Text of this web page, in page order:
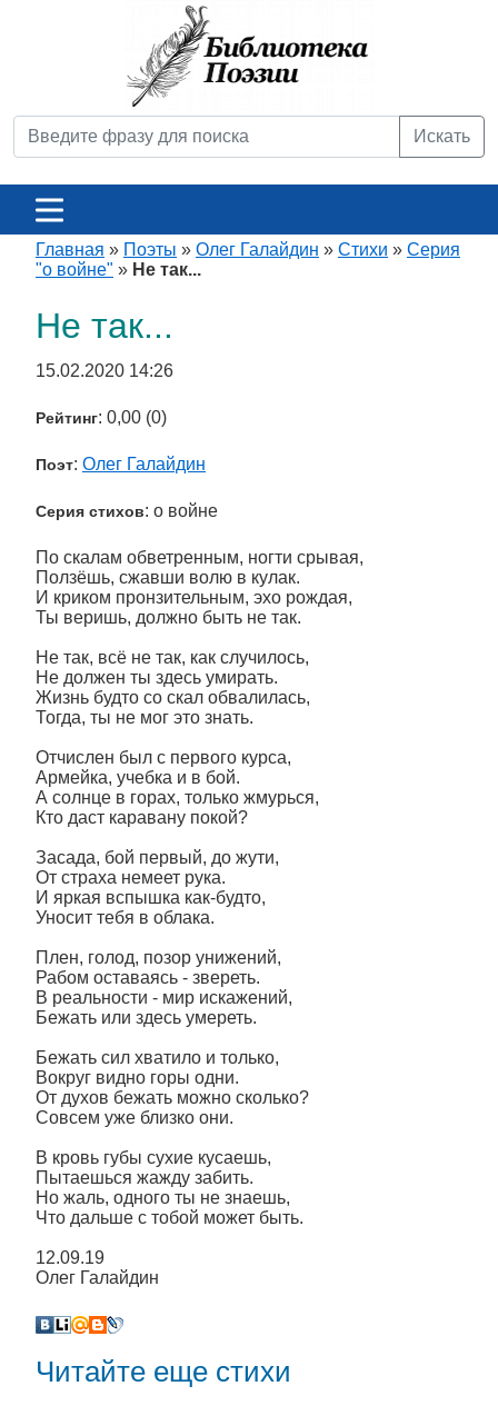
Искать
Главная » Поэты » Олег Галайдин » Стихи » Серия
"о войне" » Не так...
Не так...
15.02.2020 14:26
Рейтинг: 0,00 (0)
Поэт: Олег Галайдин
Серия стихов: о войне
По скалам обветренным, ногти срывая,
Ползёшь, сжавши волю в кулак.
И криком пронзительным, эхо рождая,
Ты веришь, должно быть не так.
Не так, всё не так, как случилось,
Не должен ты здесь умирать.
Жизнь будто со скал обвалилась,
Тогда, ты не мог это знать.
Отчислен был с первого курса,
Армейка, учебка и в бой.
А солнце в горах, только жмурься,
Кто даст каравану покой?
Засада, бой первый, до жути,
От страха немеет рука.
И яркая вспышка как-будто,
Уносит тебя в облака.
Плен, голод, позор унижений,
Рабом оставаясь - звереть.
В реальности - мир искажений,
Бежать или здесь умереть.
Бежать сил хватило и только,
Вокруг видно горы одни.
От духов бежать можно сколько?
Совсем уже близко они.
В кровь губы сухие кусаешь,
Пытаешься жажду забить.
Но жаль, одного ты не знаешь,
Что дальше с тобой может быть.
12.09.19
Олег Галайдин
Читайте еще стихи